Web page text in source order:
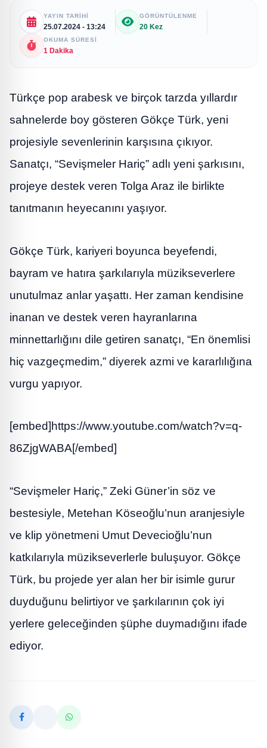
YAYIN TARIHI
25.07.2024 - 13:24
GÖRÜNTÜLENME
20 Kez
OKUMA SÜRESI
1 Dakika
Türkçe pop arabesk ve birçok tarzda yıllardır
sahnelerde boy gösteren Gökçe Türk, yeni
projesiyle sevenlerinin karşısına çıkıyor.
Sanatçı, “Sevişmeler Hariç” adlı yeni şarkısını,
projeye destek veren Tolga Araz ile birlikte
tanıtmanın heyecanını yaşıyor.
Gökçe Türk, kariyeri boyunca beyefendi,
bayram ve hatıra şarkılarıyla müzikseverlere
unutulmaz anlar yaşattı. Her zaman kendisine
inanan ve destek veren hayranlarına
minnettarlığını dile getiren sanatçı, “En önemlisi
hiç vazgeçmedim,” diyerek azmi ve kararlılığına
vurgu yapıyor.
[embed]https://www.youtube.com/watch?v=q-
86ZjgWABA[/embed]
“Sevişmeler Hariç,” Zeki Güner’in söz ve
bestesiyle, Metehan Köseoğlu’nun aranjesiyle
ve klip yönetmeni Umut Devecioğlu’nun
katkılarıyla müzikseverlerle buluşuyor. Gökçe
Türk, bu projede yer alan her bir isimle gurur
duyduğunu belirtiyor ve şarkılarının çok iyi
yerlere geleceğinden şüphe duymadığını ifade
ediyor.